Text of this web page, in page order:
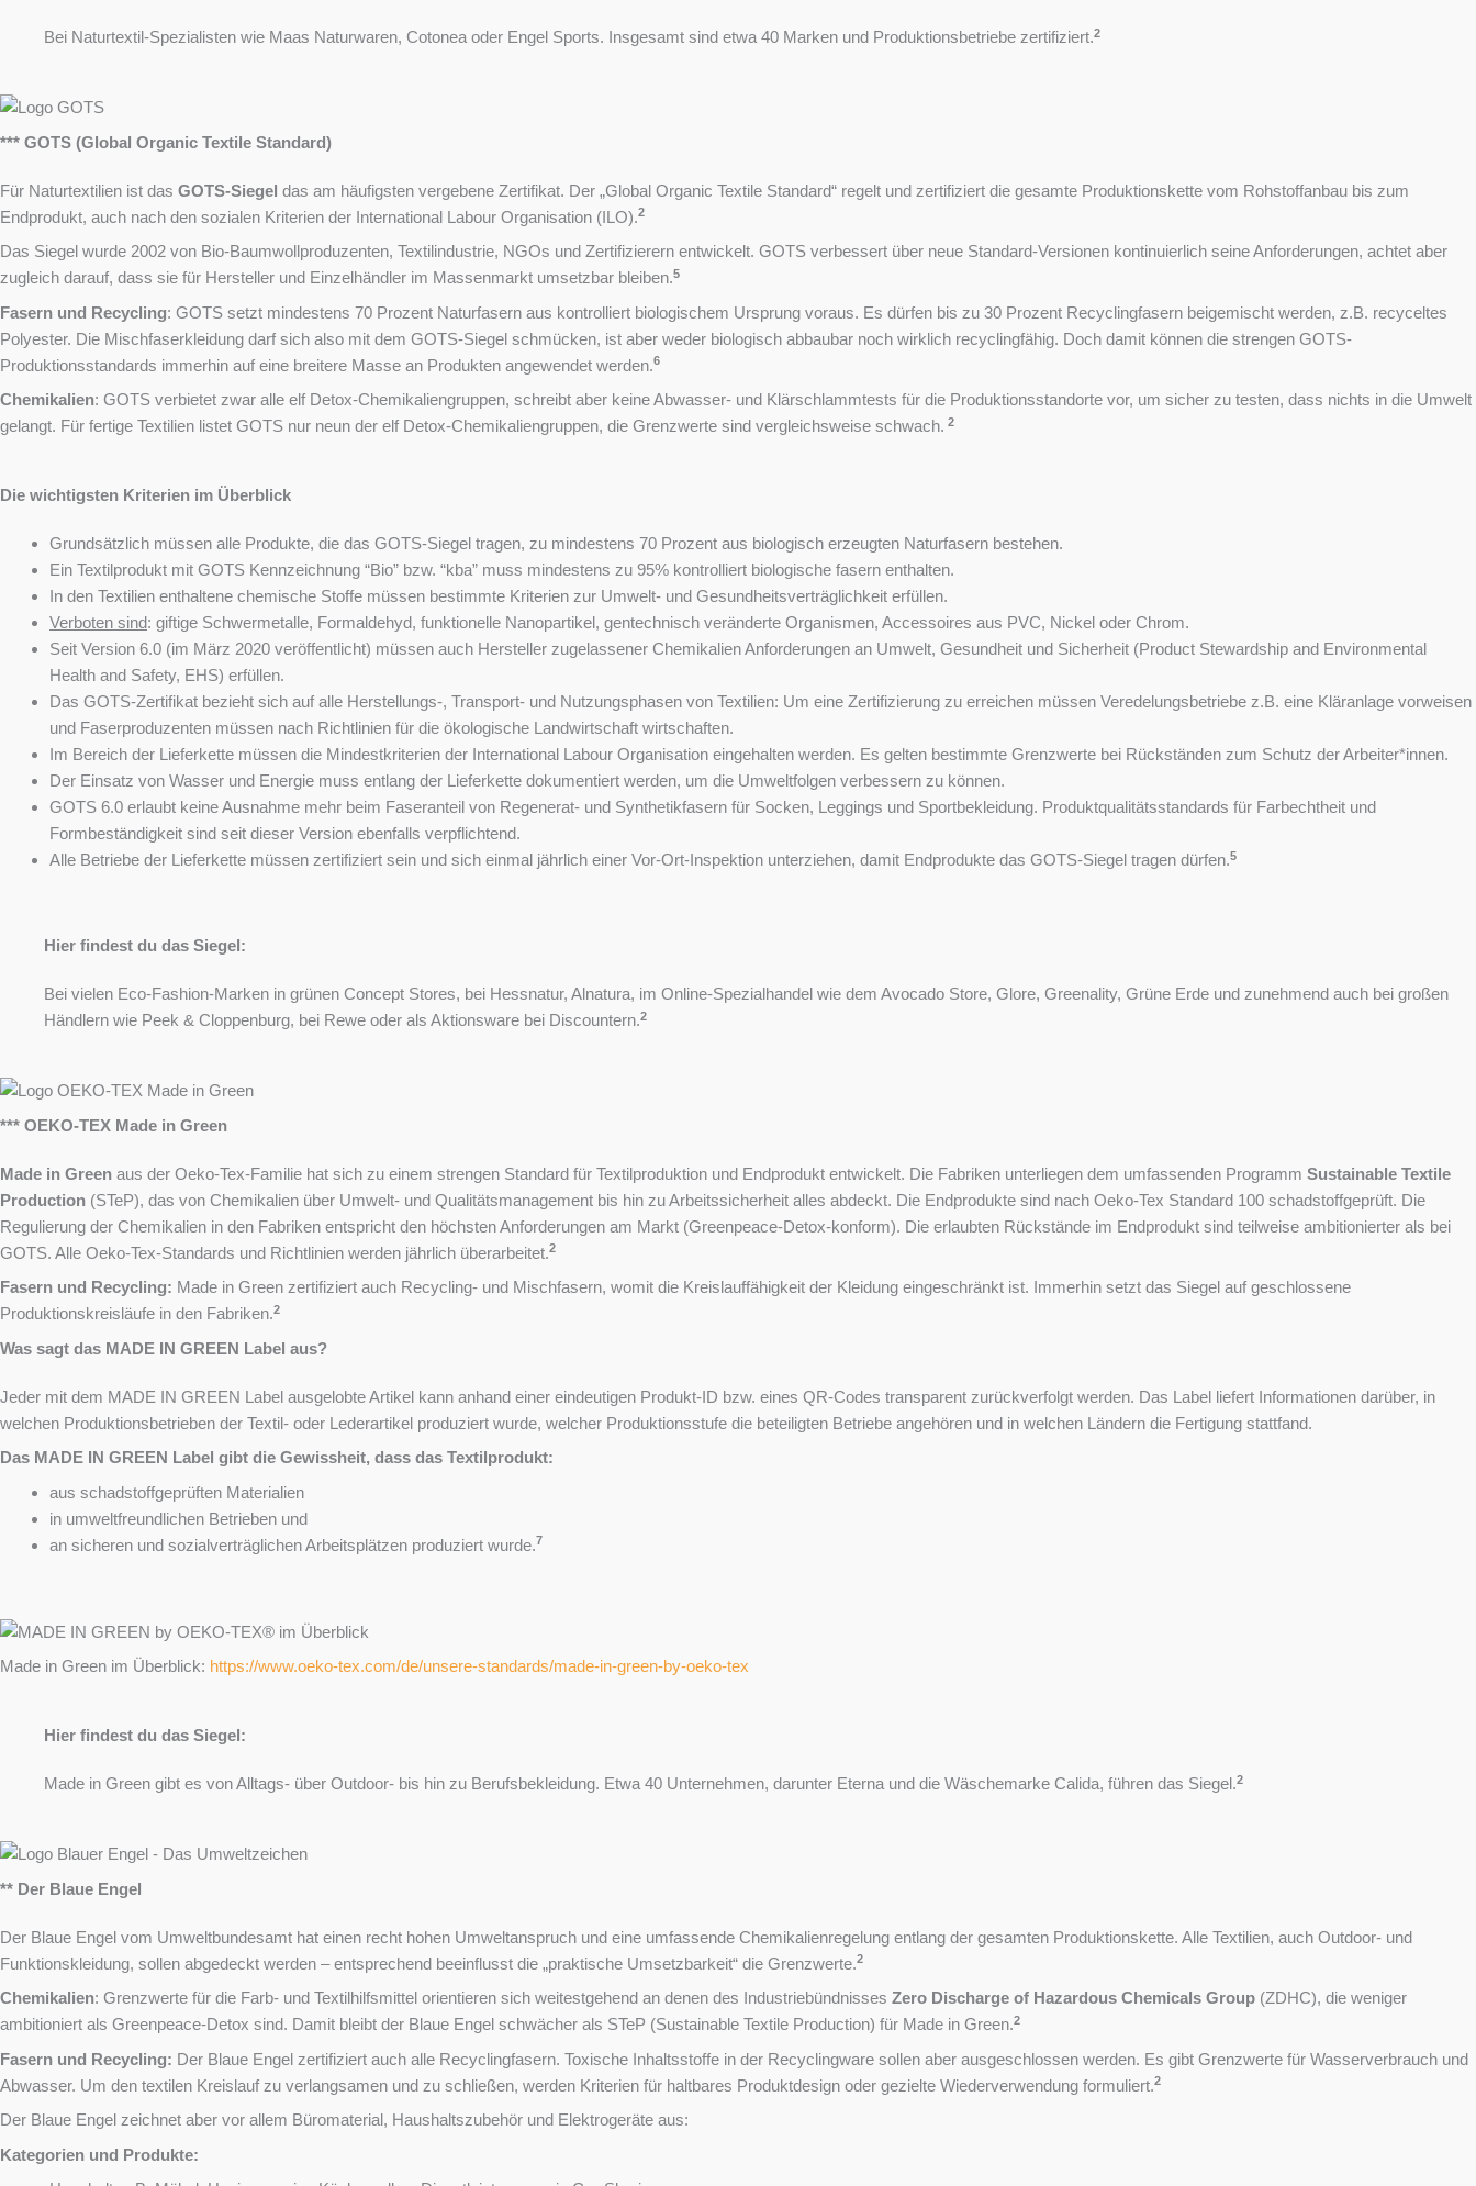
Bei Naturtextil-Spezialisten wie Maas Naturwaren, Cotonea oder Engel Sports. Insgesamt sind etwa 40 Marken und Produktionsbetriebe zertifiziert.2
*** GOTS (Global Organic Textile Standard)
Für Naturtextilien ist das GOTS-Siegel das am häufigsten vergebene Zertifikat. Der „Global Organic Textile Standard“ regelt und zertifiziert die gesamte Produktionskette vom Rohstoffanbau bis zum
Endprodukt, auch nach den sozialen Kriterien der International Labour Organisation (ILO).2
Das Siegel wurde 2002 von Bio-Baumwollproduzenten, Textilindustrie, NGOs und Zertifizierern entwickelt. GOTS verbessert über neue Standard-Versionen kontinuierlich seine Anforderungen, achtet aber
zugleich darauf, dass sie für Hersteller und Einzelhändler im Massenmarkt umsetzbar bleiben.5
Fasern und Recycling: GOTS setzt mindestens 70 Prozent Naturfasern aus kontrolliert biologischem Ursprung voraus. Es dürfen bis zu 30 Prozent Recyclingfasern beigemischt werden, z.B. recyceltes
Polyester. Die Mischfaserkleidung darf sich also mit dem GOTS-Siegel schmücken, ist aber weder biologisch abbaubar noch wirklich recyclingfähig. Doch damit können die strengen GOTS-
Produktionsstandards immerhin auf eine breitere Masse an Produkten angewendet werden.6
Chemikalien: GOTS verbietet zwar alle elf Detox-Chemikaliengruppen, schreibt aber keine Abwasser- und Klärschlammtests für die Produktionsstandorte vor, um sicher zu testen, dass nichts in die Umwelt
gelangt. Für fertige Textilien listet GOTS nur neun der elf Detox-Chemikaliengruppen, die Grenzwerte sind vergleichsweise schwach. 2
Die wichtigsten Kriterien im Überblick
Grundsätzlich müssen alle Produkte, die das GOTS-Siegel tragen, zu mindestens 70 Prozent aus biologisch erzeugten Naturfasern bestehen.
Ein Textilprodukt mit GOTS Kennzeichnung “Bio” bzw. “kba” muss mindestens zu 95% kontrolliert biologische fasern enthalten.
In den Textilien enthaltene chemische Stoffe müssen bestimmte Kriterien zur Umwelt- und Gesundheitsverträglichkeit erfüllen.
Verboten sind: giftige Schwermetalle, Formaldehyd, funktionelle Nanopartikel, gentechnisch veränderte Organismen, Accessoires aus PVC, Nickel oder Chrom.
Seit Version 6.0 (im März 2020 veröffentlicht) müssen auch Hersteller zugelassener Chemikalien Anforderungen an Umwelt, Gesundheit und Sicherheit (Product Stewardship and Environmental
Health and Safety, EHS) erfüllen.
Das GOTS-Zertifikat bezieht sich auf alle Herstellungs-, Transport- und Nutzungsphasen von Textilien: Um eine Zertifizierung zu erreichen müssen Veredelungsbetriebe z.B. eine Kläranlage vorweisen
und Faserproduzenten müssen nach Richtlinien für die ökologische Landwirtschaft wirtschaften.
Im Bereich der Lieferkette müssen die Mindestkriterien der International Labour Organisation eingehalten werden. Es gelten bestimmte Grenzwerte bei Rückständen zum Schutz der Arbeiter*innen.
Der Einsatz von Wasser und Energie muss entlang der Lieferkette dokumentiert werden, um die Umweltfolgen verbessern zu können.
GOTS 6.0 erlaubt keine Ausnahme mehr beim Faseranteil von Regenerat- und Synthetikfasern für Socken, Leggings und Sportbekleidung. Produktqualitätsstandards für Farbechtheit und
Formbeständigkeit sind seit dieser Version ebenfalls verpflichtend.
Alle Betriebe der Lieferkette müssen zertifiziert sein und sich einmal jährlich einer Vor-Ort-Inspektion unterziehen, damit Endprodukte das GOTS-Siegel tragen dürfen.5
Hier findest du das Siegel:
Bei vielen Eco-Fashion-Marken in grünen Concept Stores, bei Hessnatur, Alnatura, im Online-Spezialhandel wie dem Avocado Store, Glore, Greenality, Grüne Erde und zunehmend auch bei großen
Händlern wie Peek & Cloppenburg, bei Rewe oder als Aktionsware bei Discountern.2
*** OEKO-TEX Made in Green
Made in Green aus der Oeko-Tex-Familie hat sich zu einem strengen Standard für Textilproduktion und Endprodukt entwickelt. Die Fabriken unterliegen dem umfassenden Programm Sustainable Textile
Production (STeP), das von Chemikalien über Umwelt- und Qualitätsmanagement bis hin zu Arbeitssicherheit alles abdeckt. Die Endprodukte sind nach Oeko-Tex Standard 100 schadstoffgeprüft. Die
Regulierung der Chemikalien in den Fabriken entspricht den höchsten Anforderungen am Markt (Greenpeace-Detox-konform). Die erlaubten Rückstände im Endprodukt sind teilweise ambitionierter als bei
GOTS. Alle Oeko-Tex-Standards und Richtlinien werden jährlich überarbeitet.2
Fasern und Recycling: Made in Green zertifiziert auch Recycling- und Mischfasern, womit die Kreislauffähigkeit der Kleidung eingeschränkt ist. Immerhin setzt das Siegel auf geschlossene
Produktionskreisläufe in den Fabriken.2
Was sagt das MADE IN GREEN Label aus?
Jeder mit dem MADE IN GREEN Label ausgelobte Artikel kann anhand einer eindeutigen Produkt-ID bzw. eines QR-Codes transparent zurückverfolgt werden. Das Label liefert Informationen darüber, in
welchen Produktionsbetrieben der Textil- oder Lederartikel produziert wurde, welcher Produktionsstufe die beteiligten Betriebe angehören und in welchen Ländern die Fertigung stattfand.
Das MADE IN GREEN Label gibt die Gewissheit, dass das Textilprodukt:
aus schadstoffgeprüften Materialien
in umweltfreundlichen Betrieben und
an sicheren und sozialverträglichen Arbeitsplätzen produziert wurde.7
Made in Green im Überblick: https://www.oeko-tex.com/de/unsere-standards/made-in-green-by-oeko-tex
Hier findest du das Siegel:
Made in Green gibt es von Alltags- über Outdoor- bis hin zu Berufsbekleidung. Etwa 40 Unternehmen, darunter Eterna und die Wäschemarke Calida, führen das Siegel.2
** Der Blaue Engel
Der Blaue Engel vom Umweltbundesamt hat einen recht hohen Umweltanspruch und eine umfassende Chemikalienregelung entlang der gesamten Produktionskette. Alle Textilien, auch Outdoor- und
Funktionskleidung, sollen abgedeckt werden – entsprechend beeinflusst die „praktische Umsetzbarkeit“ die Grenzwerte.2
Chemikalien: Grenzwerte für die Farb- und Textilhilfsmittel orientieren sich weitestgehend an denen des Industriebündnisses Zero Discharge of Hazardous Chemicals Group (ZDHC), die weniger
ambitioniert als Greenpeace-Detox sind. Damit bleibt der Blaue Engel schwächer als STeP (Sustainable Textile Production) für Made in Green.2
Fasern und Recycling: Der Blaue Engel zertifiziert auch alle Recyclingfasern. Toxische Inhaltsstoffe in der Recyclingware sollen aber ausgeschlossen werden. Es gibt Grenzwerte für Wasserverbrauch und
Abwasser. Um den textilen Kreislauf zu verlangsamen und zu schließen, werden Kriterien für haltbares Produktdesign oder gezielte Wiederverwendung formuliert.2
Der Blaue Engel zeichnet aber vor allem Büromaterial, Haushaltszubehör und Elektrogeräte aus:
Kategorien und Produkte: